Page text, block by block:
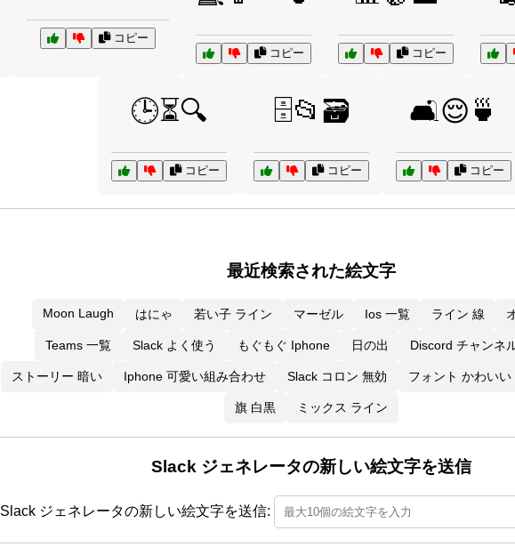
コピー
コピー コピー
🕒⏳🔍
コピー
🗄️📂🗃️
コピー
🛋️😌🍵
コピー
最近検索された絵文字
Moon Laugh はにゃ 若い子 ライン マーゼル Ios 一覧 ライン 線
Teams 一覧 Slack よく使う もぐもぐ Iphone 日の出 Discord チャンネ
ストーリー 暗い Iphone 可愛い組み合わせ Slack コロン 無効 フォント かわいい
旗 白黒 ミックス ライン
Slack ジェネレータの新しい絵文字を送信
Slack ジェネレータの新しい絵文字を送信: